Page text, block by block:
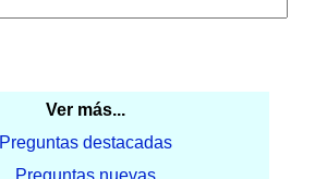
Ver más...
Preguntas destacadas